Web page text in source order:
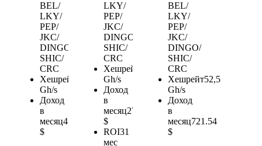
BEL/
LKY/
PEP/
JKC/
DINGO/
SHIC/
CRC
Хешрейт
Gh/s
Доход
в
месяц457.9
$
LKY/
PEP/
JKC/
DINGO/
SHIC/
CRC
Хешрейт
Gh/s
Доход
в
месяц277.52
$
ROI31
мес
BEL/
LKY/
PEP/
JKC/
DINGO/
SHIC/
CRC
Хешрейт52,5
Gh/s
Доход
в
месяц721.54
$